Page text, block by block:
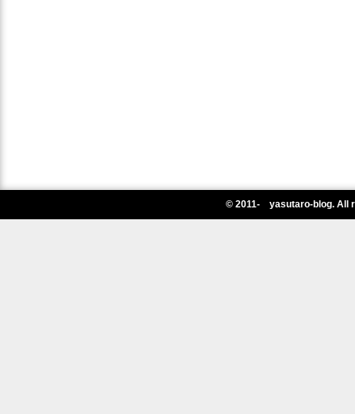
© 2011- yasutaro-blog. All